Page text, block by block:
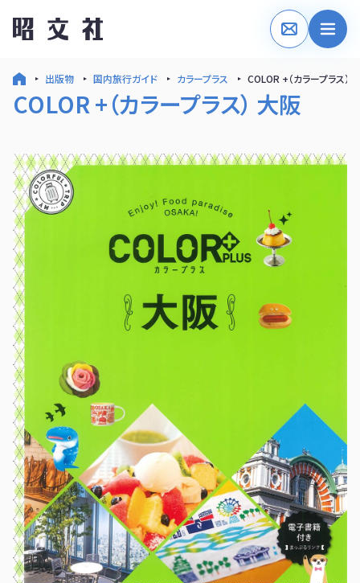
COLOR +（カラープラス） 大阪
出版物 国内旅行ガイド カラープラス COLOR +（カラープラス）